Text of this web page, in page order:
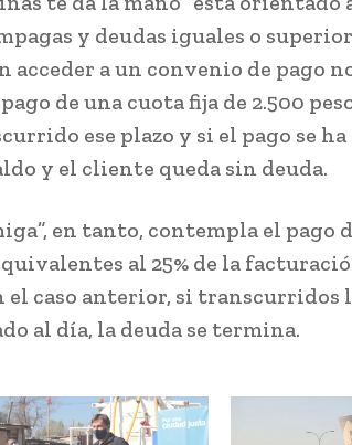
y deudas iguales o
acceder a un convenio de pago
de una cuota fija de 2.500
ese plazo y si el pago se
y el cliente queda sin deuda.
en tanto, contempla el pago
al 25% de la
el caso anterior, si transcurridos
al día, la deuda se termina.